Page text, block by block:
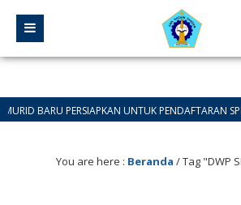
PERSIAPKAN UNTUK PENDAFTARAN SPMB
You are here : Beranda /Tag "DWP